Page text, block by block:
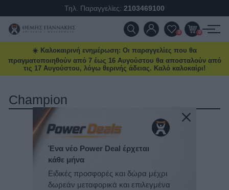
Τηλ. Παραγγελίες: 2103469100
ΠΡΟΪΌΝΤΑ
ΠΡΟΣΦΟΡΈΣ
ΕΠΙΚΟΙΝΩΝΊΑ
ΝΈΑ & ΆΡΘΡΑ
0 0
☀️ Καλοκαιρινή ενημέρωση: Οι παραγγελίες που θα
πραγματοποιηθούν από 7 έως 16 Αυγούστου θα αποσταλούν από
τις 17 Αυγούστου, λόγω θερινής άδειας. Καλό καλοκαίρι!
Champion
Ένα νέο Power Deal έρχεται
κάθε μήνα
Ειδικές προσφορές και δώρα μέχρι
δωρεάν μεταφορικά και επιλεγμένα